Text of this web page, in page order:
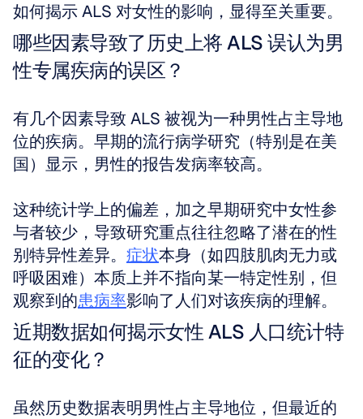
如何揭示 ALS 对女性的影响，显得至关重要。
哪些因素导致了历史上将 ALS 误认为男
性专属疾病的误区？
有几个因素导致 ALS 被视为一种男性占主导地
位的疾病。早期的流行病学研究（特别是在美
国）显示，男性的报告发病率较高。
这种统计学上的偏差，加之早期研究中女性参
与者较少，导致研究重点往往忽略了潜在的性
别特异性差异。 症状本身（如四肢肌肉无力或
呼吸困难）本质上并不指向某一特定性别，但
观察到的患病率影响了人们对该疾病的理解。
近期数据如何揭示女性 ALS 人口统计特
征的变化？
虽然历史数据表明男性占主导地位，但最近的